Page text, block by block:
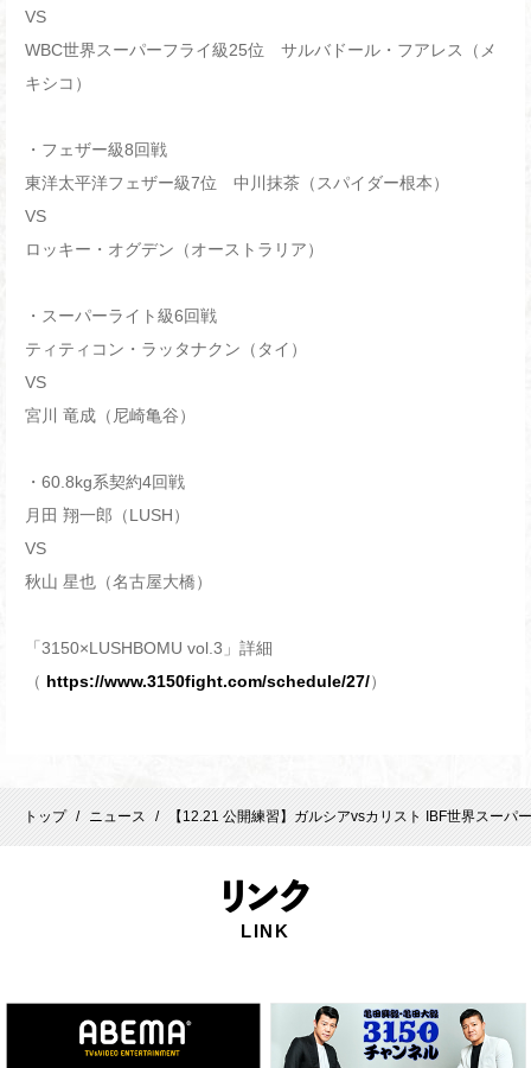
VS
WBC世界スーパーフライ級25位 サルバドール・フアレス（メ
キシコ）
・フェザー級8回戦
東洋太平洋フェザー級7位 中川抹茶（スパイダー根本）
VS
ロッキー・オグデン（オーストラリア）
・スーパーライト級6回戦
ティティコン・ラッタナクン（タイ）
VS
宮川 竜成（尼崎亀谷）
・60.8kg系契約4回戦
月田 翔一郎（LUSH）
VS
秋山 星也（名古屋大橋）
「3150×LUSHBOMU vol.3」詳細
（ https://www.3150fight.com/schedule/27/）
トップ / ニュース / 【12.21 公開練習】ガルシアvsカリスト IBF世界スーパ
リンク
LINK